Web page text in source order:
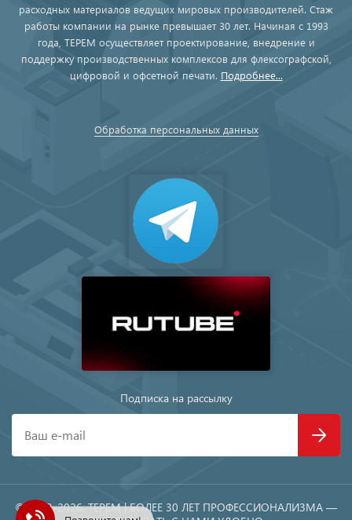
расходных материалов ведущих мировых производителей. Стаж
работы компании на рынке превышает 30 лет. Начиная с 1993
года, ТЕРЕМ осуществляет проектирование, внедрение и
поддержку производственных комплексов для флексографской,
цифровой и офсетной печати. Подробнее...
Обработка персональных данных
Подписка на рассылку
Ваш e-mail
© 1993-2026, TEРEM | БОЛЕЕ 30 ЛЕТ ПРОФЕССИОНАЛИЗМА —